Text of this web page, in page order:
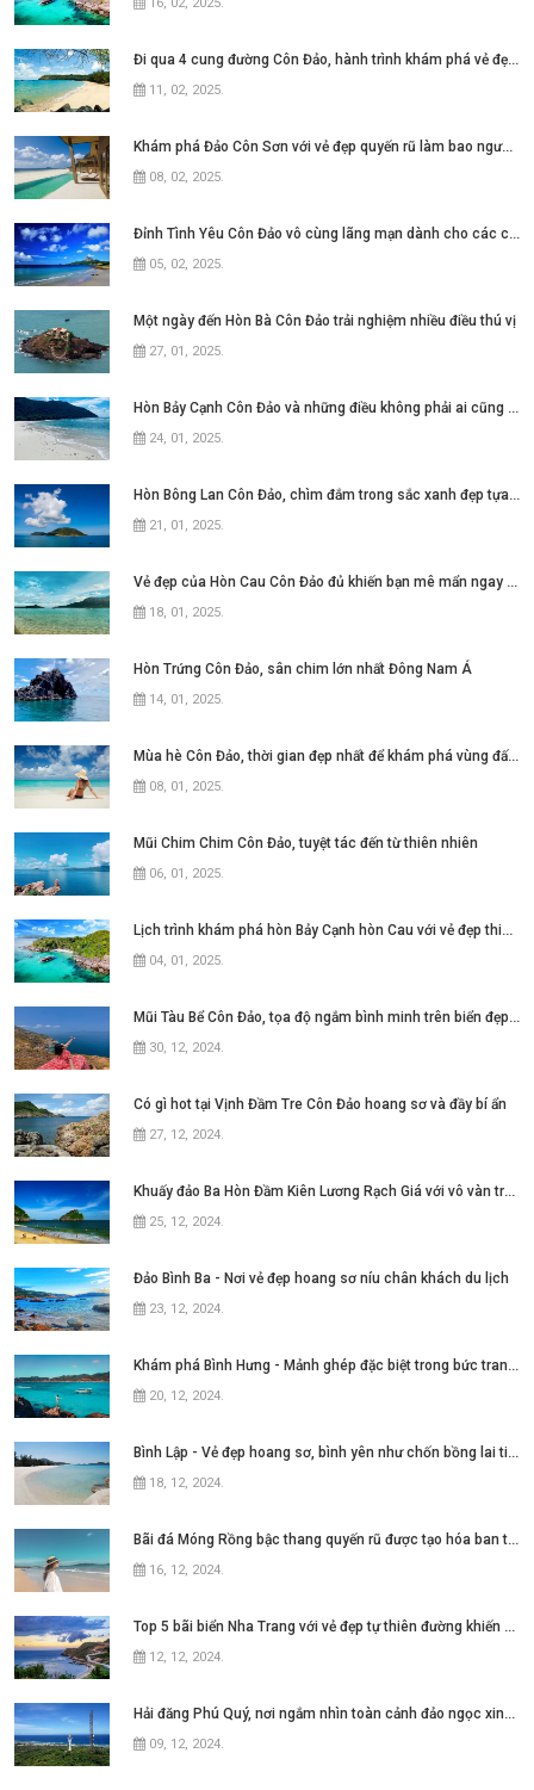
Đi qua 4 cung đường Côn Đảo, hành trình khám phá vẻ đẹp quyến rũ
11, 02, 2025.
Khám phá Đảo Côn Sơn với vẻ đẹp quyến rũ làm bao người đắm say
08, 02, 2025.
Đỉnh Tình Yêu Côn Đảo vô cùng lãng mạn dành cho các cặp đôi
05, 02, 2025.
Một ngày đến Hòn Bà Côn Đảo trải nghiệm nhiều điều thú vị
27, 01, 2025.
Hòn Bảy Cạnh Côn Đảo và những điều không phải ai cũng biết
24, 01, 2025.
Hòn Bông Lan Côn Đảo, chìm đắm trong sắc xanh đẹp tựa thiên đường
21, 01, 2025.
Vẻ đẹp của Hòn Cau Côn Đảo đủ khiến bạn mê mẩn ngay từ lần đầu
18, 01, 2025.
Hòn Trứng Côn Đảo, sân chim lớn nhất Đông Nam Á
14, 01, 2025.
Mùa hè Côn Đảo, thời gian đẹp nhất để khám phá vùng đất này
08, 01, 2025.
Mũi Chim Chim Côn Đảo, tuyệt tác đến từ thiên nhiên
06, 01, 2025.
Lịch trình khám phá hòn Bảy Cạnh hòn Cau với vẻ đẹp thiên nhiên hoang sơ
04, 01, 2025.
Mũi Tàu Bể Côn Đảo, tọa độ ngắm bình minh trên biển đẹp mê hồn
30, 12, 2024.
Có gì hot tại Vịnh Đầm Tre Côn Đảo hoang sơ và đầy bí ẩn
27, 12, 2024.
Khuấy đảo Ba Hòn Đầm Kiên Lương Rạch Giá với vô vàn trải nghiệm
25, 12, 2024.
Đảo Bình Ba - Nơi vẻ đẹp hoang sơ níu chân khách du lịch
23, 12, 2024.
Khám phá Bình Hưng - Mảnh ghép đặc biệt trong bức tranh Tứ Bình tại Nha Trang
20, 12, 2024.
Bình Lập - Vẻ đẹp hoang sơ, bình yên như chốn bồng lai tiên cảnh
18, 12, 2024.
Bãi đá Móng Rồng bậc thang quyến rũ được tạo hóa ban tặng cho Cô Tô
16, 12, 2024.
Top 5 bãi biển Nha Trang với vẻ đẹp tự thiên đường khiến bao người thương nhớ
12, 12, 2024.
Hải đăng Phú Quý, nơi ngắm nhìn toàn cảnh đảo ngọc xinh đẹp
09, 12, 2024.